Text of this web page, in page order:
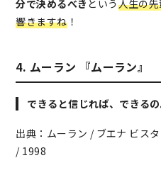
分で決めるべき という人生の
響きますね！
4. ムーラン 『ムーラン』
できると信じれば、できるの
出典：ムーラン / ブエナ ビス
/ 1998